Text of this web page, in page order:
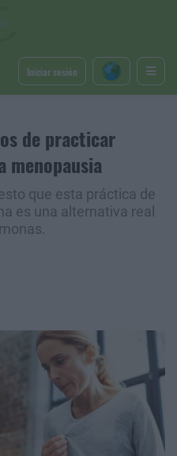
Iniciar sesión
de practicar
menopausia
que esta práctica de
es una alternativa real